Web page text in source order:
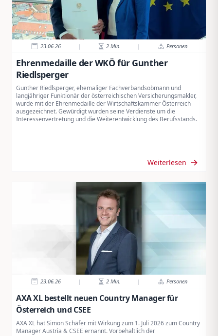
23.06.26 | 2 Min. | Personen
Ehrenmedaille der WKÖ für Gunther
Riedlsperger
Gunther Riedlsperger, ehemaliger Fachverbandsobmann und
langjähriger Funktionär der österreichischen Versicherungsmakler,
wurde mit der Ehrenmedaille der Wirtschaftskammer Österreich
ausgezeichnet. Gewürdigt wurden seine Verdienste um die
Interessenvertretung und die Weiterentwicklung des Berufsstands.
Weiterlesen
23.06.26 | 2 Min. | Personen
AXA XL bestellt neuen Country Manager für
Österreich und CSEE
AXA XL hat Simon Schäfer mit Wirkung zum 1. Juli 2026 zum Country
Manager Austria & CSEE ernannt. Vorbehaltlich der